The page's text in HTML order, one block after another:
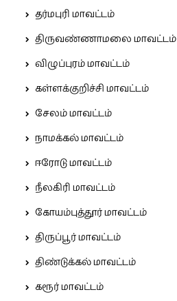
தர்மபுரி மாவட்டம்
திருவண்ணாமலை மாவட்டம்
விழுப்புரம் மாவட்டம்
கள்ளக்குறிச்சி மாவட்டம்
சேலம் மாவட்டம்
நாமக்கல் மாவட்டம்
ஈரோடு மாவட்டம்
நீலகிரி மாவட்டம்
கோயம்புத்தூர் மாவட்டம்
திருப்பூர் மாவட்டம்
திண்டுக்கல் மாவட்டம்
கரூர் மாவட்டம்